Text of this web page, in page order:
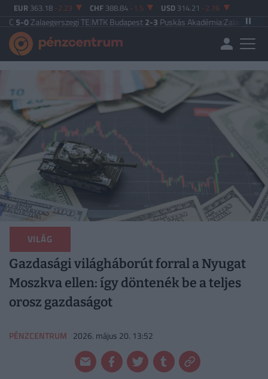
EUR 363.18 -2.23 CHF 388.84 -1.5 USD 314.21 -2.76
TE|MTK Budapest2-3Puskás Akadémia|Zalaegerszegi TE
VILÁG
Gazdasági világháborút forral a Nyugat
Moszkva ellen: így döntenék be a teljes
orosz gazdaságot
PÉNZCENTRUM 2026. május 20. 13:52